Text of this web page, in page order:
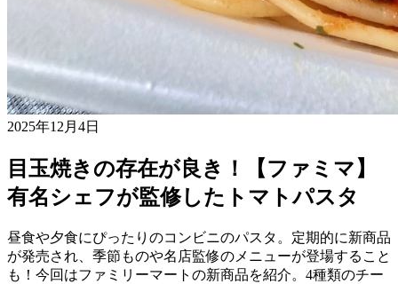
2025年12月4日
目玉焼きの存在が良き！【ファミマ】
有名シェフが監修したトマトパスタ
昼食や夕食にぴったりのコンビニのパスタ。定期的に新商品
が発売され、季節ものや名店監修のメニューが登場すること
も！今回はファミリーマートの新商品を紹介。4種類のチー